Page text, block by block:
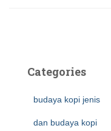
Categories
budaya kopi jenis
dan budaya kopi